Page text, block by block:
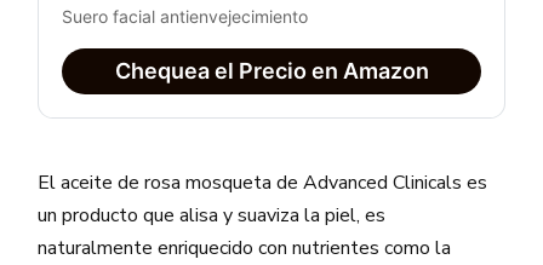
Suero facial antienvejecimiento
Chequea el Precio en Amazon
El aceite de rosa mosqueta de Advanced Clinicals es
un producto que alisa y suaviza la piel, es
naturalmente enriquecido con nutrientes como la